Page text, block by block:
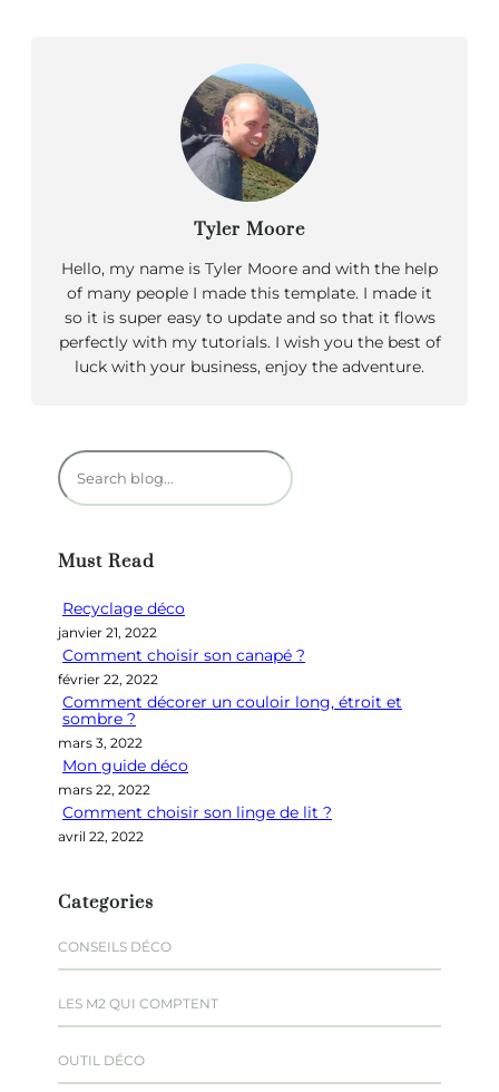
Tyler Moore
Hello, my name is Tyler Moore and with the help
of many people I made this template. I made it
so it is super easy to update and so that it flows
perfectly with my tutorials. I wish you the best of
luck with your business, enjoy the adventure.
R
e
e
c
h
e
Must Read
Recyclage déco
janvier 21, 2022
Comment choisir son canapé ?
février 22, 2022
Comment décorer un couloir long, étroit et
sombre ?
mars 3, 2022
Mon guide déco
mars 22, 2022
Comment choisir son linge de lit ?
avril 22, 2022
Categories
CONSEILS DÉCO
LES M2 QUI COMPTENT
OUTIL DÉCO